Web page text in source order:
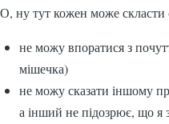
О, ну тут кожен може скласти
не можу впоратися з
мішечка)
не можу сказати іншому
а інший не підозрює, що я